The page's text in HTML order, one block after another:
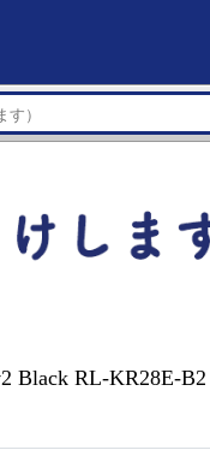
Black RL-KR28E-B2